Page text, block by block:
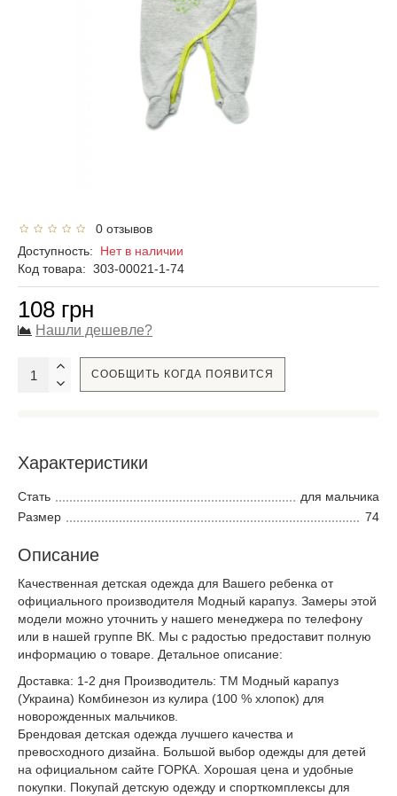
0 отзывов
Доступность: Нет в наличии
Код товара: 303-00021-1-74
108 грн
Нашли дешевле?
СООБЩИТЬ КОГДА ПОЯВИТСЯ
Характеристики
Стать
для мальчика
Размер
74
Описание
Качественная детская одежда для Вашего ребенка от
официального производителя Модный карапуз. Замеры этой
модели можно уточнить у нашего менеджера по телефону
или в нашей группе ВК. Мы с радостью предоставит полную
информацию о товаре. Детальное описание:
Доставка: 1-2 дня Производитель: ТМ Модный карапуз
(Украина) Комбинезон из кулира (100 % хлопок) для
новорожденных мальчиков.
Брендовая детская одежда лучшего качества и
превосходного дизайна. Большой выбор одежды для детей
на официальном сайте ГОРКА. Хорошая цена и удобные
покупки. Покупай детскую одежду и спорткомплексы для